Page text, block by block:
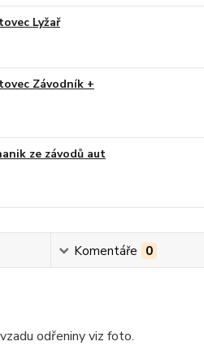
Lyžař
Závodník +
ze závodů aut
Komentáře 0
odřeniny viz foto.